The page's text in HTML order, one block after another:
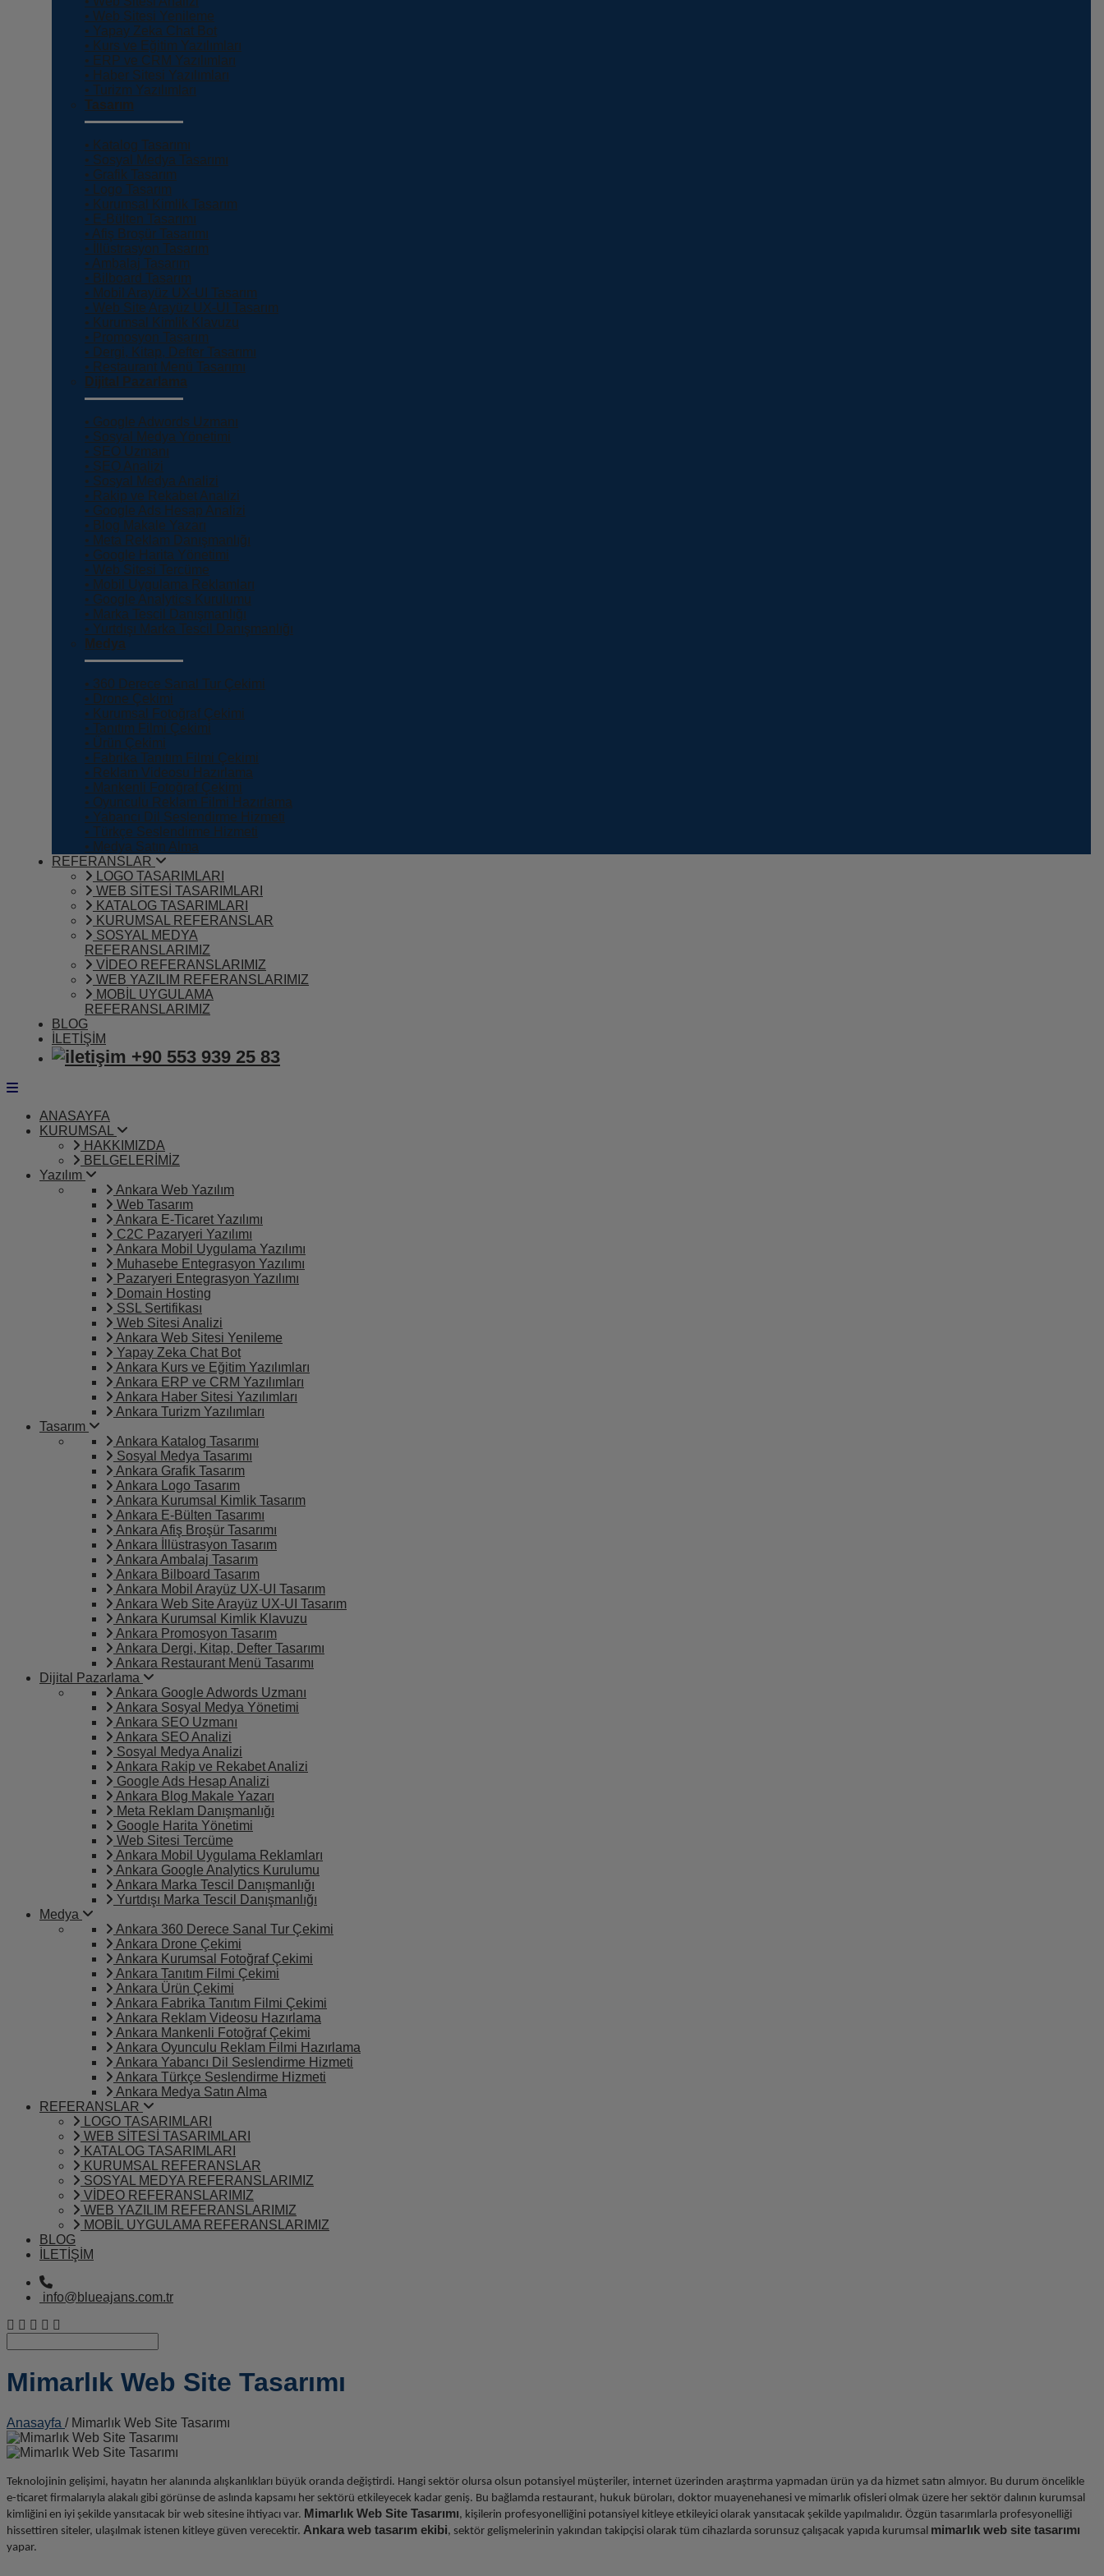
• Web Sitesi Yenileme
• Yapay Zeka Chat Bot
• Kurs ve Eğitim Yazılımları
• ERP ve CRM Yazılımları
• Haber Sitesi Yazılımları
• Turizm Yazılımları
Tasarım
• Katalog Tasarımı
• Sosyal Medya Tasarımı
• Grafik Tasarım
• Logo Tasarım
• Kurumsal Kimlik Tasarım
• E-Bülten Tasarımı
• Afiş Broşür Tasarımı
• İllüstrasyon Tasarım
• Ambalaj Tasarım
• Bilboard Tasarım
• Mobil Arayüz UX-UI Tasarım
• Web Site Arayüz UX-UI Tasarım
• Kurumsal Kimlik Klavuzu
• Promosyon Tasarım
• Dergi, Kitap, Defter Tasarımı
• Restaurant Menü Tasarımı
Dijital Pazarlama
• Google Adwords Uzmanı
• Sosyal Medya Yönetimi
• SEO Uzmanı
• SEO Analizi
• Sosyal Medya Analizi
• Rakip ve Rekabet Analizi
• Google Ads Hesap Analizi
• Blog Makale Yazarı
• Meta Reklam Danışmanlığı
• Google Harita Yönetimi
• Web Sitesi Tercüme
• Mobil Uygulama Reklamları
• Google Analytics Kurulumu
• Marka Tescil Danışmanlığı
• Yurtdışı Marka Tescil Danışmanlığı
Medya
• 360 Derece Sanal Tur Çekimi
• Drone Çekimi
• Kurumsal Fotoğraf Çekimi
• Tanıtım Filmi Çekimi
• Ürün Çekimi
• Fabrika Tanıtım Filmi Çekimi
• Reklam Videosu Hazırlama
• Mankenli Fotoğraf Çekimi
• Oyunculu Reklam Filmi Hazırlama
• Yabancı Dil Seslendirme Hizmeti
• Türkçe Seslendirme Hizmeti
• Medya Satın Alma
REFERANSLAR
LOGO TASARIMLARI
WEB SİTESİ TASARIMLARI
KATALOG TASARIMLARI
KURUMSAL REFERANSLAR
SOSYAL MEDYA
REFERANSLARIMIZ
VİDEO REFERANSLARIMIZ
WEB YAZILIM REFERANSLARIMIZ
MOBİL UYGULAMA
REFERANSLARIMIZ
BLOG
İLETİŞİM
+90 553 939 25 83
ANASAYFA
KURUMSAL
HAKKIMIZDA
BELGELERİMİZ
Yazılım
Ankara Web Yazılım
Web Tasarım
Ankara E-Ticaret Yazılımı
C2C Pazaryeri Yazılımı
Ankara Mobil Uygulama Yazılımı
Muhasebe Entegrasyon Yazılımı
Pazaryeri Entegrasyon Yazılımı
Domain Hosting
SSL Sertifikası
Web Sitesi Analizi
Ankara Web Sitesi Yenileme
Yapay Zeka Chat Bot
Ankara Kurs ve Eğitim Yazılımları
Ankara ERP ve CRM Yazılımları
Ankara Haber Sitesi Yazılımları
Ankara Turizm Yazılımları
Tasarım
Ankara Katalog Tasarımı
Sosyal Medya Tasarımı
Ankara Grafik Tasarım
Ankara Logo Tasarım
Ankara Kurumsal Kimlik Tasarım
Ankara E-Bülten Tasarımı
Ankara Afiş Broşür Tasarımı
Ankara İllüstrasyon Tasarım
Ankara Ambalaj Tasarım
Ankara Bilboard Tasarım
Ankara Mobil Arayüz UX-UI Tasarım
Ankara Web Site Arayüz UX-UI Tasarım
Ankara Kurumsal Kimlik Klavuzu
Ankara Promosyon Tasarım
Ankara Dergi, Kitap, Defter Tasarımı
Ankara Restaurant Menü Tasarımı
Dijital Pazarlama
Ankara Google Adwords Uzmanı
Ankara Sosyal Medya Yönetimi
Ankara SEO Uzmanı
Ankara SEO Analizi
Sosyal Medya Analizi
Ankara Rakip ve Rekabet Analizi
Google Ads Hesap Analizi
Ankara Blog Makale Yazarı
Meta Reklam Danışmanlığı
Google Harita Yönetimi
Web Sitesi Tercüme
Ankara Mobil Uygulama Reklamları
Ankara Google Analytics Kurulumu
Ankara Marka Tescil Danışmanlığı
Yurtdışı Marka Tescil Danışmanlığı
Medya
Ankara 360 Derece Sanal Tur Çekimi
Ankara Drone Çekimi
Ankara Kurumsal Fotoğraf Çekimi
Ankara Tanıtım Filmi Çekimi
Ankara Ürün Çekimi
Ankara Fabrika Tanıtım Filmi Çekimi
Ankara Reklam Videosu Hazırlama
Ankara Mankenli Fotoğraf Çekimi
Ankara Oyunculu Reklam Filmi Hazırlama
Ankara Yabancı Dil Seslendirme Hizmeti
Ankara Türkçe Seslendirme Hizmeti
Ankara Medya Satın Alma
REFERANSLAR
LOGO TASARIMLARI
WEB SİTESİ TASARIMLARI
KATALOG TASARIMLARI
KURUMSAL REFERANSLAR
SOSYAL MEDYA REFERANSLARIMIZ
VİDEO REFERANSLARIMIZ
WEB YAZILIM REFERANSLARIMIZ
MOBİL UYGULAMA REFERANSLARIMIZ
BLOG
İLETİŞİM
info@blueajans.com.tr
Mimarlık Web Site Tasarımı
Anasayfa / Mimarlık Web Site Tasarımı
Teknolojinin gelişimi, hayatın her alanında alışkanlıkları büyük oranda değiştirdi. Hangi sektör olursa olsun potansiyel müşteriler, internet üzerinden araştırma yapmadan ürün ya da hizmet satın almıyor. Bu durum öncelikle
e-ticaret firmalarıyla alakalı gibi görünse de aslında kapsamı her sektörü etkileyecek kadar geniş. Bu bağlamda restaurant, hukuk büroları, doktor muayenehanesi ve mimarlık ofisleri olmak üzere her sektör dalının kurumsal
kimliğini en iyi şekilde yansıtacak bir web sitesine ihtiyacı var. Mimarlık Web Site Tasarımı, kişilerin profesyonelliğini potansiyel kitleye etkileyici olarak yansıtacak şekilde yapılmalıdır. Özgün tasarımlarla profesyonelliği
hissettiren siteler, ulaşılmak istenen kitleye güven verecektir. Ankara web tasarım ekibi, sektör gelişmelerinin yakından takipçisi olarak tüm cihazlarda sorunsuz çalışacak yapıda kurumsal mimarlık web site tasarımı
yapar.